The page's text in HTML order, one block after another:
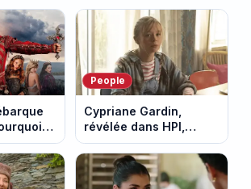
la
chalet part en fumée
la
de
People
Cypriane Gardin,
révélée dans HPI,
lance une cagnotte
après des difficultés
financières